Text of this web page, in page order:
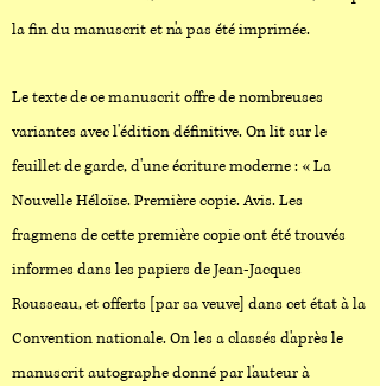
la fin du manuscrit et n'a pas été imprimée.
Le texte de ce manuscrit offre de nombreuses
variantes avec l'édition définitive. On lit sur le
feuillet de garde, d'une écriture moderne : « La
Nouvelle Héloïse. Première copie. Avis. Les
fragmens de cette première copie ont été trouvés
informes dans les papiers de Jean-Jacques
Rousseau, et offerts [par sa veuve] dans cet état à la
Convention nationale. On les a classés d'après le
manuscrit autographe donné par l'auteur à